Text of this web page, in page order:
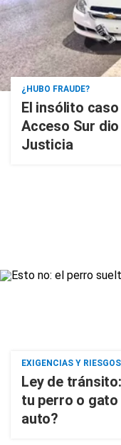
¿HUBO FRAUDE?
El insólito
Acceso Sur
Justicia
EXIGENCIAS Y RIESGOS
Ley de
tu perro o
auto?